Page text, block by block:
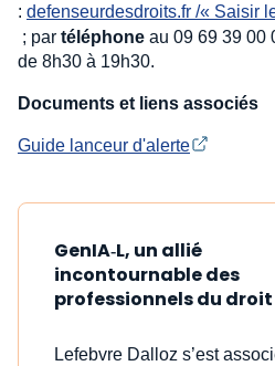
: defenseurdesdroits.fr /« Saisir
; par téléphone au 09 69 39 00
de 8h30 à 19h30.
Documents et liens associés
Guide lanceur d'alerte
GenIA‑L, un allié
incontournable des
professionnels du
Lefebvre Dalloz s’est